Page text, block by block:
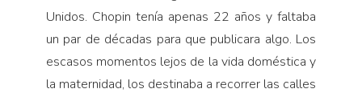
Unidos. Chopin tenía apenas 22 años y faltaba
un par de décadas para que publicara algo. Los
escasos momentos lejos de la vida doméstica y
la maternidad, los destinaba a recorrer las calles